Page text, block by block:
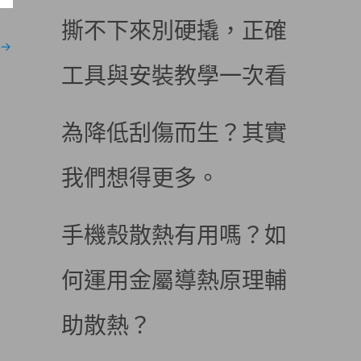
→
撕不下來別硬撬，正確
工具與安裝教學一次看
為降低刮傷而生？其實
我們想得更多。
手機殼散熱有用嗎？如
何運用金屬導熱原理輔
助散熱？